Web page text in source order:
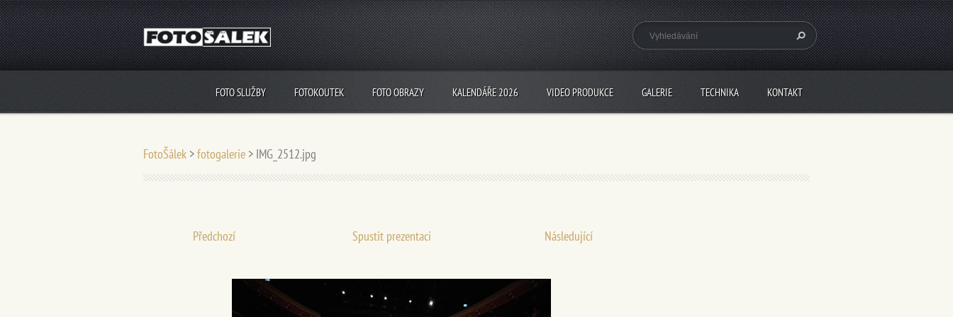
FOTO SLUŽBY FOTOKOUTEK FOTO OBRAZY KALENDÁŘE 2026 VIDEO PRODUKCE GALERIE TECHNIKA KONTAKT
FotoŠálek >fotogalerie > IMG_2512.jpg
Předchozí Spustit prezentaci Následující